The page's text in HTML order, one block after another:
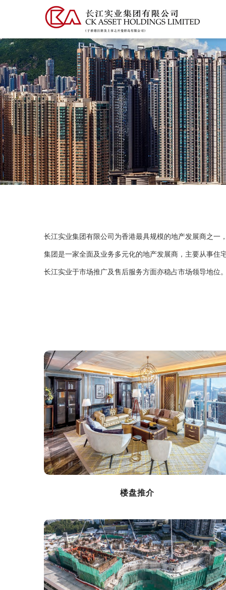
主
要
内
容
长江实业集团有限公司为香港最具规模的地产发展商之一
集团是一家全面及业务多元化的地产发展商，主要从事住
长江实业于市场推广及售后服务方面亦稳占市场领导地位
楼盘推介